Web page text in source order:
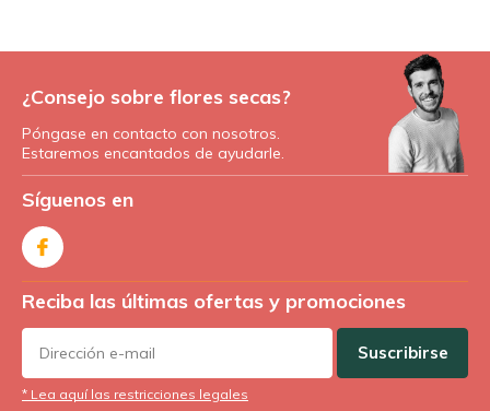
¿Consejo sobre flores secas?
Póngase en contacto con nosotros.
Estaremos encantados de ayudarle.
Síguenos en
Reciba las últimas ofertas y promociones
Suscribirse
* Lea aquí las restricciones legales